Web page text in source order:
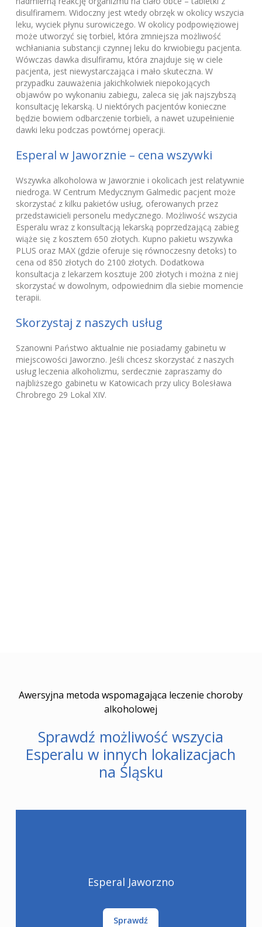
disulfiramem. Widoczny jest wtedy obrzęk w okolicy wszycia
leku, wyciek płynu surowiczego. W okolicy podpowięziowej
może utworzyć się torbiel, która zmniejsza możliwość
wchłaniania substancji czynnej leku do krwiobiegu pacjenta.
Wówczas dawka disulfiramu, która znajduje się w ciele
pacjenta, jest niewystarczająca i mało skuteczna. W
przypadku zauważenia jakichkolwiek niepokojących
objawów po wykonaniu zabiegu, zaleca się jak najszybszą
konsultację lekarską. U niektórych pacjentów konieczne
będzie bowiem odbarczenie torbieli, a nawet uzupełnienie
dawki leku podczas powtórnej operacji.
Esperal w Jaworznie – cena wszywki
Wszywka alkoholowa w Jaworznie i okolicach jest relatywnie
niedroga. W Centrum Medycznym Galmedic pacjent może
skorzystać z kilku pakietów usług, oferowanych przez
przedstawicieli personelu medycznego. Możliwość wszycia
Esperalu wraz z konsultacją lekarską poprzedzającą zabieg
wiąże się z kosztem 650 złotych. Kupno pakietu wszywka
PLUS oraz MAX (gdzie oferuje się równoczesny detoks) to
cena od 850 złotych do 2100 złotych. Dodatkowa
konsultacja z lekarzem kosztuje 200 złotych i można z niej
skorzystać w dowolnym, odpowiednim dla siebie momencie
terapii.
Skorzystaj z naszych usług
Szanowni Państwo aktualnie nie posiadamy gabinetu w
miejscowości Jaworzno. Jeśli chcesz skorzystać z naszych
usług leczenia alkoholizmu, serdecznie zapraszamy do
najbliższego gabinetu w Katowicach przy ulicy Bolesława
Chrobrego 29 Lokal XIV.
Awersyjna metoda wspomagająca leczenie choroby
alkoholowej
Sprawdź możliwość wszycia
Esperalu w innych lokalizacjach
na Śląsku
Esperal Jaworzno
Sprawdź